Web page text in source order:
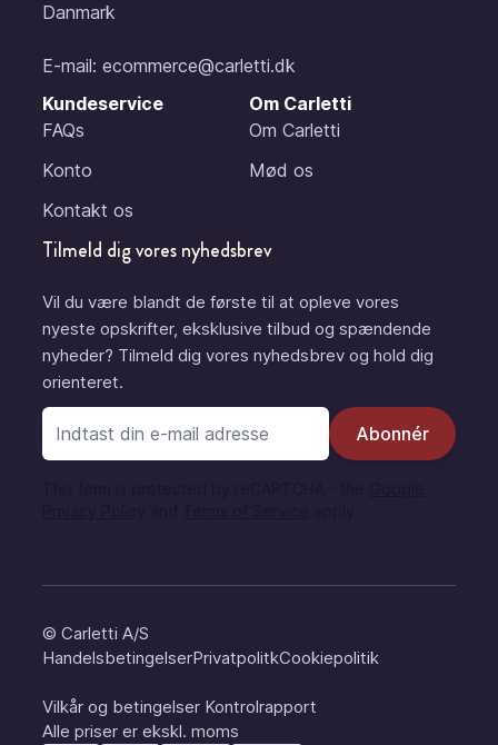
Danmark
E-mail: ecommerce@carletti.dk
Kundeservice
FAQs
Konto
Kontakt os
Om Carletti
Om Carletti
Mød os
Tilmeld dig vores nyhedsbrev
Vil du være blandt de første til at opleve vores
nyeste opskrifter, eksklusive tilbud og spændende
nyheder? Tilmeld dig vores nyhedsbrev og hold dig
orienteret.
E-mail adresse
Abonnér
© Carletti A/S
HandelsbetingelserPrivatpolitkCookiepolitik
Vilkår og betingelser Kontrolrapport
Alle priser er ekskl. moms